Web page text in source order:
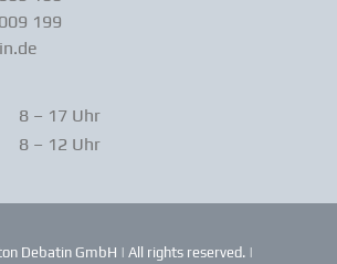
199
8 – 17 Uhr
8 – 12 Uhr
Debatin GmbH | All rights reserved. |